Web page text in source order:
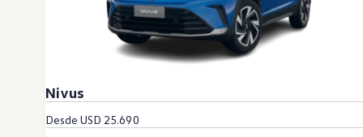
Nivus
Desde USD 25.690